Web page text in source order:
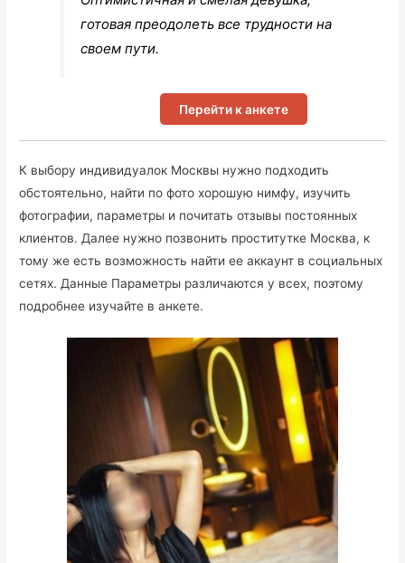
готовая преодолеть все трудности на
своем пути.
Перейти к анкете
К выбору индивидуалок Москвы нужно подходить
обстоятельно, найти по фото хорошую нимфу, изучить
фотографии, параметры и почитать отзывы постоянных
клиентов. Далее нужно позвонить проститутке Москва, к
тому же есть возможность найти ее аккаунт в социальных
сетях. Данные Параметры различаются у всех, поэтому
подробнее изучайте в анкете.